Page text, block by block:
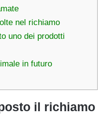
nel richiamo
uno dei prodotti
in futuro
il richiamo